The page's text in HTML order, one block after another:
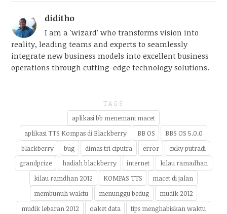
diditho
I am a 'wizard' who transforms vision into
reality, leading teams and experts to seamlessly
integrate new business models into excellent business
operations through cutting-edge technology solutions.
TAGS
aplikasi bb menemani macet
aplikasi TTS Kompas di Blackberry
BB OS
BBS OS 5.0.0
blackberry
bug dimas tri ciputra error
exky putradi
grandprize
hadiah blackberry internet
kilau ramadhan
kilau ramdhan 2012
KOMPAS TTS
macet di jalan
membunuh waktu
menunggu bedug
mudik 2012
mudik lebaran 2012
oaket data
tips menghabiskan waktu